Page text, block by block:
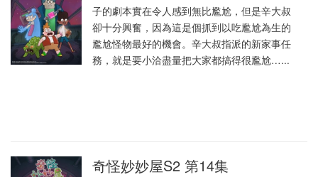
子的劇本實在令人感到無比尷尬，但是辛大叔
卻十分興奮，因為這是個抓到以吃尷尬為生的
尷尬怪物最好的機會。辛大叔指派的新家事任
務，就是要小洽盡量把大家都搞得很尷尬…...
奇怪妙妙屋S2 第14集